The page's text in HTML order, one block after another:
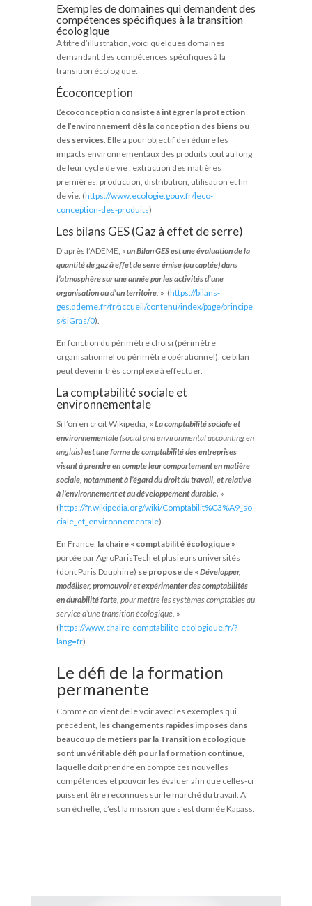
Exemples de domaines qui demandent des
compétences spécifiques à la transition
écologique
A titre d’illustration, voici quelques domaines
demandant des compétences spécifiques à la
transition écologique.
Écoconception
L’écoconception consiste à intégrer la protection
de l’environnement dès la conception des biens ou
des services. Elle a pour objectif de réduire les
impacts environnementaux des produits tout au long
de leur cycle de vie : extraction des matières
premières, production, distribution, utilisation et fin
de vie. (https://www.ecologie.gouv.fr/leco-
conception-des-produits)
Les bilans GES (Gaz à effet de serre)
D’après l’ADEME, «un Bilan GES est une évaluation de la
quantité de gaz à effet de serre émise (ou captée) dans
l’atmosphère sur une année par les activités d’une
organisation ou d’un territoire. » (https://bilans-
ges.ademe.fr/fr/accueil/contenu/index/page/principe
s/siGras/0).
En fonction du périmètre choisi (périmètre
organisationnel ou périmètre opérationnel), ce bilan
peut devenir très complexe à effectuer.
La comptabilité sociale et
environnementale
Si l’on en croit Wikipedia, « La comptabilité sociale et
environnementale(social and environmental accounting en
anglais)est une forme de comptabilité des entreprises
visant à prendre en compte leur comportement en matière
sociale, notamment à l’égard du droit du travail, et relative
à l’environnement et au développement durable. »
(https://fr.wikipedia.org/wiki/Comptabilit%C3%A9_so
ciale_et_environnementale).
En France, la chaire « comptabilité écologique »
portée par AgroParisTech et plusieurs universités
(dont Paris Dauphine) se propose de « Développer,
modéliser, promouvoir et expérimenter des comptabilités
en durabilité forte, pour mettre les systèmes comptables au
service d’une transition écologique. »
(https://www.chaire-comptabilite-ecologique.fr/?
lang=fr)
Le défi de la formation
permanente
Comme on vient de le voir avec les exemples qui
précèdent, les changements rapides imposés dans
beaucoup de métiers par la Transition écologique
sont un véritable défi pour la formation continue,
laquelle doit prendre en compte ces nouvelles
compétences et pouvoir les évaluer afin que celles-ci
puissent être reconnues sur le marché du travail. A
son échelle, c’est la mission que s’est donnée Kapass.